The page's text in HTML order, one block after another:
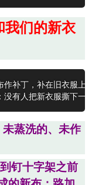
们的新衣
补丁，补在旧衣服上
有人把新衣服撕下一
未蒸洗的、未作
钉十字架之前